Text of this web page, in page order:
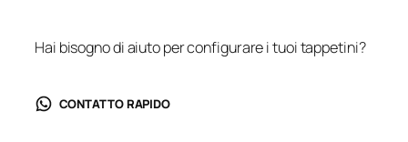
Hai bisogno di aiuto per configurare i tuoi tappetini?
CONTATTO RAPIDO